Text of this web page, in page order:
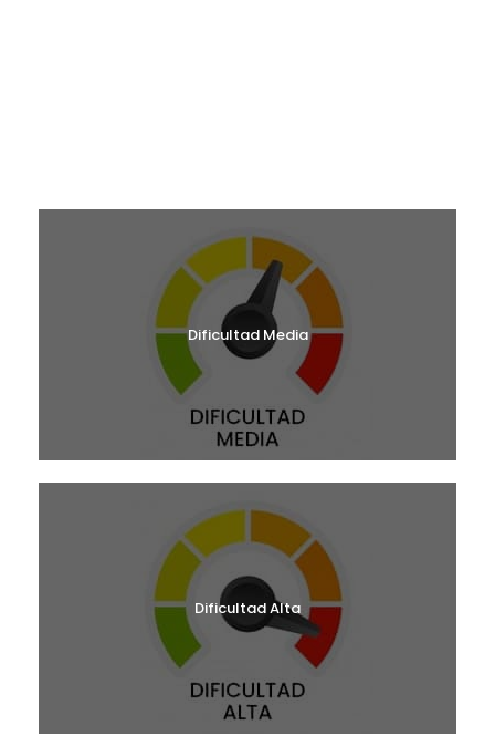
Dificultad Media
Dificultad Alta